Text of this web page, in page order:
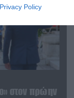
Privacy Policy
στον πρώην